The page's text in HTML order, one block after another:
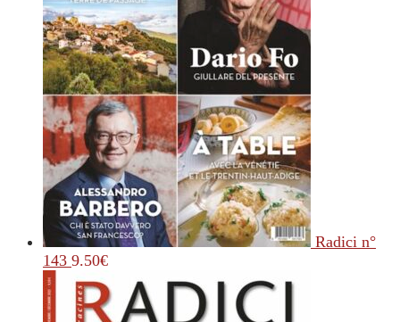
Radici n°
143 9.50€